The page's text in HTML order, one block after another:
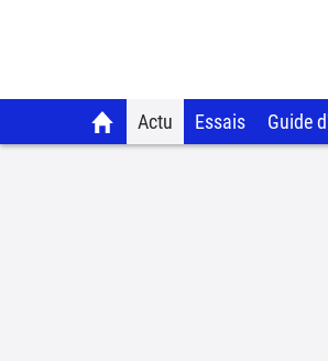
Actu Essais Guide